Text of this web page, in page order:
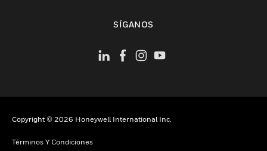
SÍGANOS
Copyright © 2026 Honeywell International Inc.
Términos Y Condiciones